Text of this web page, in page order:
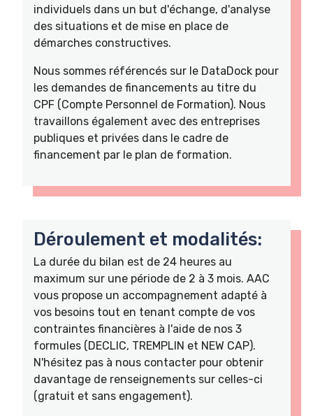
individuels dans un but d'échange, d'analyse
des situations et de mise en place de
démarches constructives.
Nous sommes référencés sur le DataDock pour
les demandes de financements au titre du
CPF (Compte Personnel de Formation). Nous
travaillons également avec des entreprises
publiques et privées dans le cadre de
financement par le plan de formation.
Déroulement et modalités:
La durée du bilan est de 24 heures au
maximum sur une période de 2 à 3 mois. AAC
vous propose un accompagnement adapté à
vos besoins tout en tenant compte de vos
contraintes financières à l'aide de nos 3
formules (DECLIC, TREMPLIN et NEW CAP).
N'hésitez pas à nous contacter pour obtenir
davantage de renseignements sur celles-ci
(gratuit et sans engagement).